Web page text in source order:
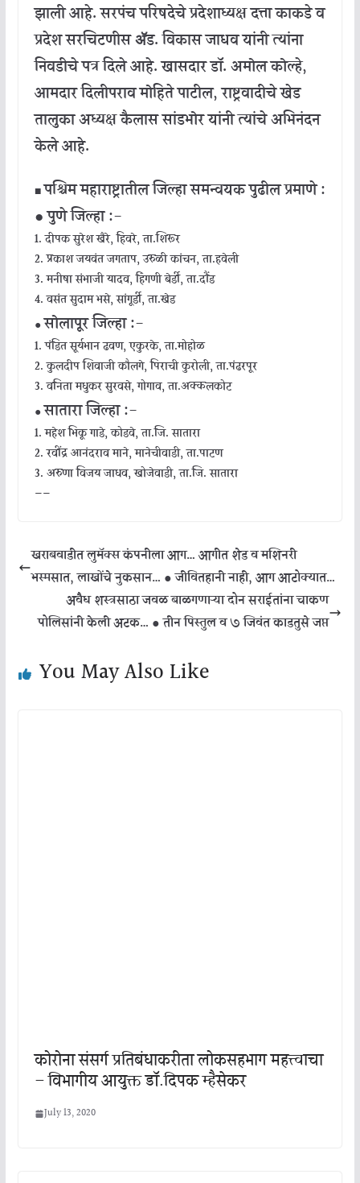
झाली आहे. सरपंच परिषदेचे प्रदेशाध्यक्ष दत्ता काकडे व
प्रदेश सरचिटणीस ॲड. विकास जाधव यांनी त्यांना
निवडीचे पत्र दिले आहे. खासदार डॉ. अमोल कोल्हे,
आमदार दिलीपराव मोहिते पाटील, राष्ट्रवादीचे खेड
तालुका अध्यक्ष कैलास सांडभोर यांनी त्यांचे अभिनंदन
केले आहे.
■पश्चिम महाराष्ट्रातील जिल्हा समन्वयक पुढील प्रमाणे :
● पुणे जिल्हा :-
1. दीपक सुरेश खैरे, हिवरे, ता.शिरूर
2. प्रकाश जयवंत जगताप, उरुळी कांचन, ता.हवेली
3. मनीषा संभाजी यादव, हिंगणी बेर्डी, ता.दौंड
4. वसंत सुदाम भसे, सांगूर्डी, ता.खेड
●सोलापूर जिल्हा :-
1. पंडित सूर्यभान ढवण, एकुरके, ता.मोहोळ
2. कुलदीप शिवाजी कौलगे, पिराची कुरोली, ता.पंढरपूर
3. वनिता मधुकर सुरवसे, गोगाव, ता.अक्कलकोट
●सातारा जिल्हा :-
1. महेश भिकू गाडे, कोडवे, ता.जि. सातारा
2. रवींद्र आनंदराव माने, मानेचीवाडी, ता.पाटण
3. अरुणा विजय जाधव, खोजेवाडी, ता.जि. सातारा
——
खराबवाडीत लुमॅक्स कंपनीला आग… आगीत शेड व मशिनरी
भस्मसात, लाखोंचे नुकसान… ● जीवितहानी नाही, आग आटोक्यात…
अवैध शस्त्रसाठा जवळ बाळगणाऱ्या दोन सराईतांना चाकण
पोलिसांनी केली अटक… ● तीन पिस्तुल व ७ जिवंत काडतुसे जप्त
You May Also Like
कोरोना संसर्ग प्रतिबंधाकरीता लोकसहभाग महत्त्वाचा
– विभागीय आयुक्त डॉ.दिपक म्हैसेकर
July 13, 2020